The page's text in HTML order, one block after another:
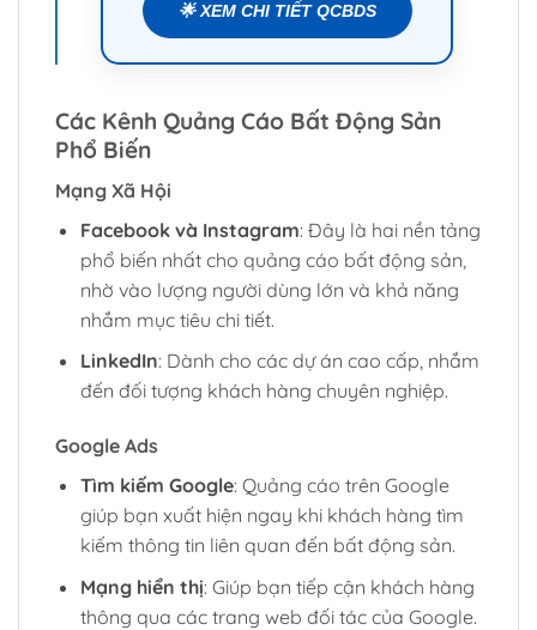
🌟 XEM CHI TIẾT QCBDS
Các Kênh Quảng Cáo Bất Động Sản
Phổ Biến
Mạng Xã Hội
Facebook và Instagram: Đây là hai nền tảng
phổ biến nhất cho quảng cáo bất động sản,
nhờ vào lượng người dùng lớn và khả năng
nhắm mục tiêu chi tiết.
LinkedIn: Dành cho các dự án cao cấp, nhắm
đến đối tượng khách hàng chuyên nghiệp.
Google Ads
Tìm kiếm Google: Quảng cáo trên Google
giúp bạn xuất hiện ngay khi khách hàng tìm
kiếm thông tin liên quan đến bất động sản.
Mạng hiển thị: Giúp bạn tiếp cận khách hàng
thông qua các trang web đối tác của Google.